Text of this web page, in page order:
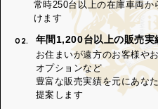
常時250台以上の在庫車両
けます
02. 年間1,200台以上の販売実
お住まいが遠方のお客様や
オプションなど
豊富な販売実績を元にあな
提案します